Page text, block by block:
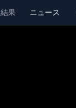
結果 ニュース